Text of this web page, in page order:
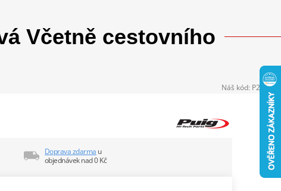
Včetně cestovního
Doprava zdarma u
objednávek nad 0 Kč
Náš kód: P272635